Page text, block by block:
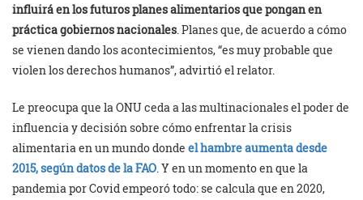
influirá en los futuros planes alimentarios que pongan en
práctica gobiernos nacionales. Planes que, de acuerdo a cómo
se vienen dando los acontecimientos, “es muy probable que
violen los derechos humanos”, advirtió el relator.
Le preocupa que la ONU ceda a las multinacionales el poder de
influencia y decisión sobre cómo enfrentar la crisis
alimentaria en un mundo donde el hambre aumenta desde
2015, según datos de la FAO. Y en un momento en que la
pandemia por Covid empeoró todo: se calcula que en 2020,